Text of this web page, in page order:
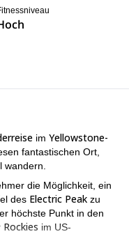
im Yellowstone-
fantastischen Ort,
die Möglichkeit, ein
des Electric Peak zu
höchste Punkt in den
Rockies im US-